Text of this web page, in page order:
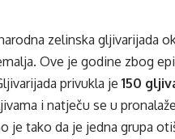
zelinska gljivarijada
Ove je godine zbog
privukla je 150
i natječu se u
je tako da je jedna grupa